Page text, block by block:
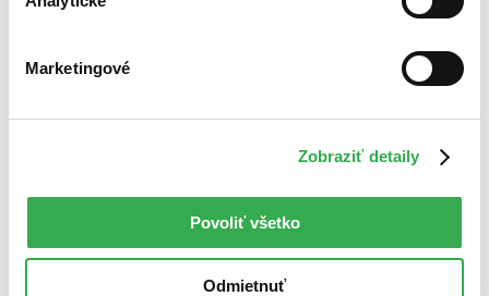
Marketingové
Zobraziť detaily
Povoliť všetko
Odmietnuť
Novinky
Najdrahšie
Najvyššia zľava
Zrušiť filtre
Účinkuje Fred Hechinger
vyhovujúci zadaným podmienkam.
Skúste prosím zmeniť vyhľadávaný výraz.